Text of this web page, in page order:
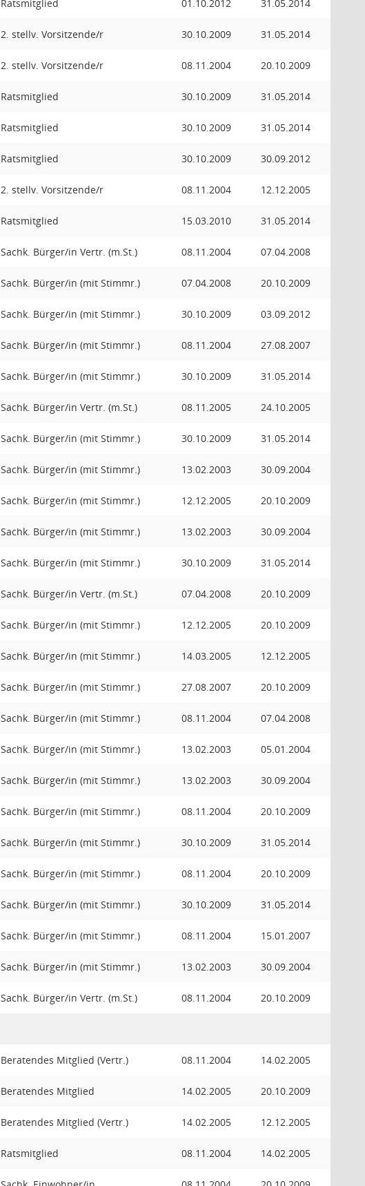
Ratsmitglied 01.10.2012 31.05.2014
2. stellv. Vorsitzende/r 30.10.2009 31.05.2014
2. stellv. Vorsitzende/r 08.11.2004 20.10.2009
Ratsmitglied 30.10.2009 31.05.2014
Ratsmitglied 30.10.2009 31.05.2014
Ratsmitglied 30.10.2009 30.09.2012
2. stellv. Vorsitzende/r 08.11.2004 12.12.2005
Ratsmitglied 15.03.2010 31.05.2014
Sachk. Bürger/in Vertr. (m.St.) 08.11.2004 07.04.2008
Sachk. Bürger/in (mit Stimmr.) 07.04.2008 20.10.2009
Sachk. Bürger/in (mit Stimmr.) 30.10.2009 03.09.2012
Sachk. Bürger/in (mit Stimmr.) 08.11.2004 27.08.2007
Sachk. Bürger/in (mit Stimmr.) 30.10.2009 31.05.2014
Sachk. Bürger/in Vertr. (m.St.) 08.11.2005 24.10.2005
Sachk. Bürger/in (mit Stimmr.) 30.10.2009 31.05.2014
Sachk. Bürger/in (mit Stimmr.) 13.02.2003 30.09.2004
Sachk. Bürger/in (mit Stimmr.) 12.12.2005 20.10.2009
Sachk. Bürger/in (mit Stimmr.) 13.02.2003 30.09.2004
Sachk. Bürger/in (mit Stimmr.) 30.10.2009 31.05.2014
Sachk. Bürger/in Vertr. (m.St.) 07.04.2008 20.10.2009
Sachk. Bürger/in (mit Stimmr.) 12.12.2005 20.10.2009
Sachk. Bürger/in (mit Stimmr.) 14.03.2005 12.12.2005
Sachk. Bürger/in (mit Stimmr.) 27.08.2007 20.10.2009
Sachk. Bürger/in (mit Stimmr.) 08.11.2004 07.04.2008
Sachk. Bürger/in (mit Stimmr.) 13.02.2003 05.01.2004
Sachk. Bürger/in (mit Stimmr.) 13.02.2003 30.09.2004
Sachk. Bürger/in (mit Stimmr.) 08.11.2004 20.10.2009
Sachk. Bürger/in (mit Stimmr.) 30.10.2009 31.05.2014
Sachk. Bürger/in (mit Stimmr.) 08.11.2004 20.10.2009
Sachk. Bürger/in (mit Stimmr.) 30.10.2009 31.05.2014
Sachk. Bürger/in (mit Stimmr.) 08.11.2004 15.01.2007
Sachk. Bürger/in (mit Stimmr.) 13.02.2003 30.09.2004
Sachk. Bürger/in Vertr. (m.St.) 08.11.2004 20.10.2009
Beratendes Mitglied (Vertr.) 08.11.2004 14.02.2005
Beratendes Mitglied 14.02.2005 20.10.2009
Beratendes Mitglied (Vertr.) 14.02.2005 12.12.2005
Ratsmitglied 08.11.2004 14.02.2005